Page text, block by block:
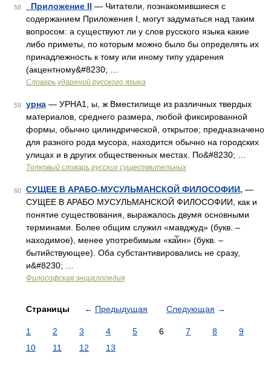
58 _Приложение II — Читатели, познакомившиеся с
содержанием Приложения I, могут задуматься над таким
вопросом: а существуют ли у слов русского языка какие
либо приметы, по которым можно было бы определять их
принадлежность к тому или иному типу ударения
(акцентному&#8230; …
Словарь ударений русского языка
59 урна — УРНА1, ы, ж Вместилище из различных твердых
материалов, среднего размера, любой фиксированной
формы, обычно цилиндрической, открытое; предназначено
для разного рода мусора, находится обычно на городских
улицах и в других общественных местах. По&#8230; …
Толковый словарь русских существительных
60 СУЩЕЕ В АРАБО-МУСУЛЬМАНСКОЙ ФИЛОСОФИИ, —
СУЩЕЕ В АРАБО МУСУЛЬМАНСКОЙ ФИЛОСОФИИ, как и
понятие существования, выражалось двумя основными
терминами. Более общим служил «мавджуд» (букв. –
находимое), менее употребимым «ка̅̕ин» (букв. –
бытийствующее). Оба субстантивировались не сразу,
и&#8230; …
Философская энциклопедия
Страницы ← Предыдущая Следующая →
1 2 3 4 5 6 7 8
9
10
11 12 13